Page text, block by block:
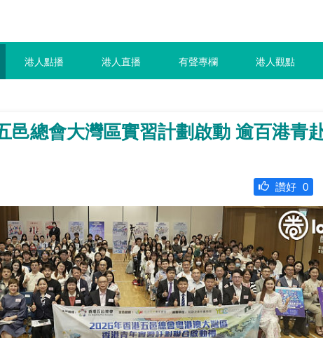
港人點播 港人直播 有聲專欄 港人觀點
邑總會大灣區實習計劃啟動 逾百港青
讚好 0